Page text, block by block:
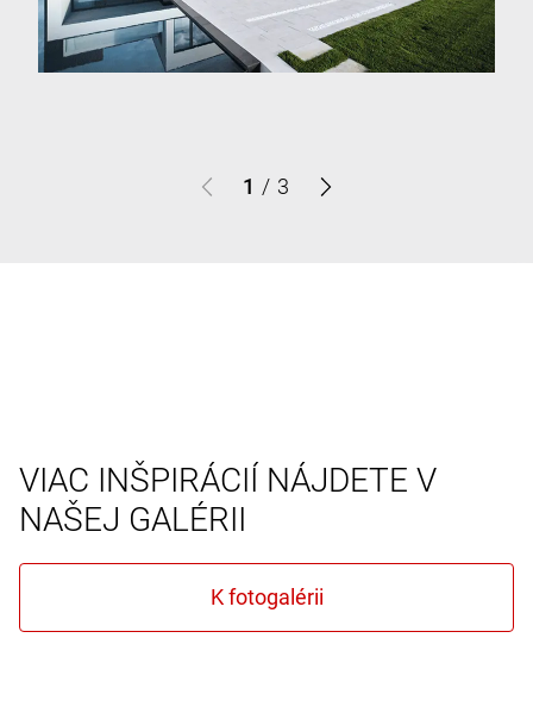
1 / 3
VIAC INŠPIRÁCIÍ NÁJDETE V
NAŠEJ GALÉRII